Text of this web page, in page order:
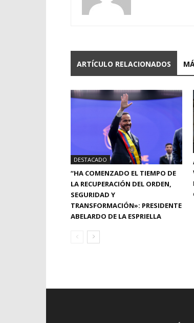
ARTÍCULO RELACIONADOS
DESTACADO
“HA COMENZADO EL TIEMPO DE
LA RECUPERACIÓN DEL ORDEN,
SEGURIDAD Y
TRANSFORMACIÓN»: PRESIDENTE
ABELARDO DE LA ESPRIELLA